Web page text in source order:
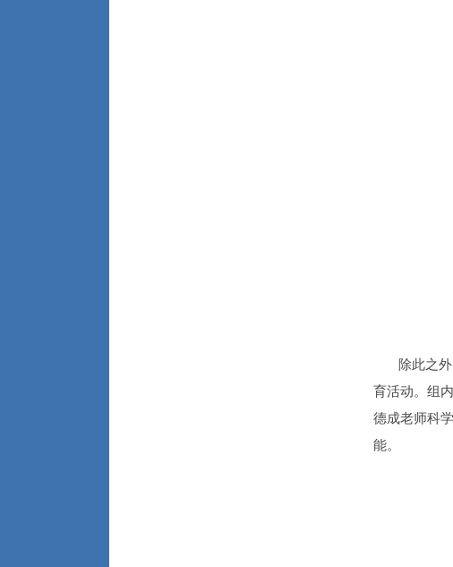
除此之外
育活动。组
德成老师科
能。